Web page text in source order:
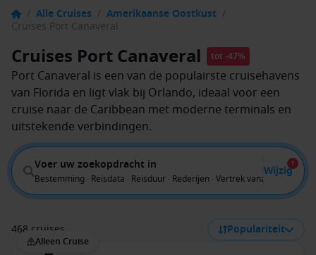
/ Alle Cruises / Amerikaanse Oostkust /
Cruises Port Canaveral
Cruises Port Canaveral tot -47%
Port Canaveral is een van de populairste cruisehavens
van Florida en ligt vlak bij Orlando, ideaal voor een
cruise naar de Caribbean met moderne terminals en
uitstekende verbindingen.
Voer uw zoekopdracht in
Bestemming · Reisdata · Reisduur · Rederijen · Vertrek vanaf
Wijzig
1
468 cruises Populariteit
Alleen Cruise